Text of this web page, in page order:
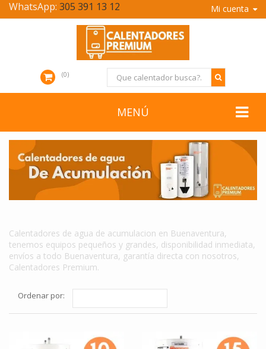
Mi cuenta
WhatsApp: 305 391 13 12
0
MENÚ
Calentadores de agua de acumulacion en Buenaventura,
tenemos equipos pequeños y grandes, disponibilidad inmediata,
envíos a todo Buenaventura, garantía directa con nosotros,
Calentadores Premium.
Ordenar por: